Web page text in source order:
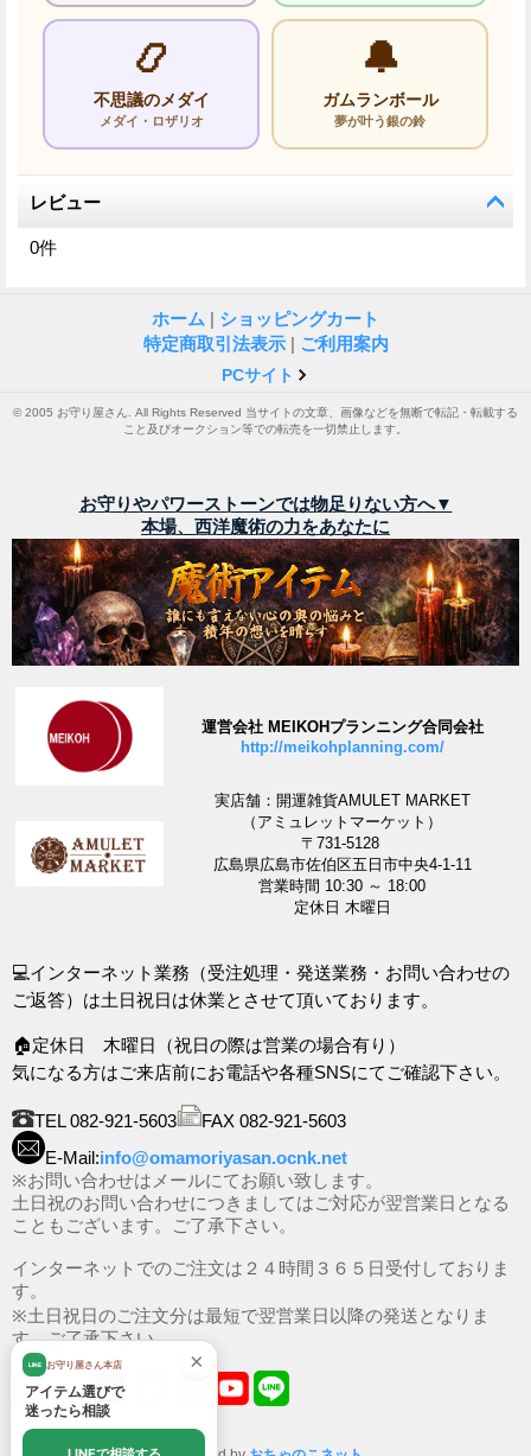
📿
不思議のメダイ
メダイ・ロザリオ
🔔
ガムランボール
夢が叶う銀の鈴
レビュー
0件
ホーム | ショッピングカート
特定商取引法表示 | ご利用案内
PCサイト
© 2005 お守り屋さん. All Rights Reserved 当サイトの文章、画像などを無断で転記・転載する
こと及びオークション等での転売を一切禁止します。
お守りやパワーストーンでは物足りない方へ▼
本場、西洋魔術の力をあなたに
運営会社 MEIKOHプランニング合同会社
http://meikohplanning.com/
実店舗：開運雑貨AMULET MARKET
（アミュレットマーケット）
〒731-5128
広島県広島市佐伯区五日市中央4-1-11
営業時間 10:30 ～ 18:00
定休日 木曜日
💻インターネット業務（受注処理・発送業務・お問い合わせの
ご返答）は土日祝日は休業とさせて頂いております。
🏠定休日 木曜日（祝日の際は営業の場合有り）
気になる方はご来店前にお電話や各種SNSにてご確認下さい。
TEL 082-921-5603
FAX 082-921-5603
E-Mail:info@omamoriyasan.ocnk.net
※お問い合わせはメールにてお願い致します。
土日祝のお問い合わせにつきましてはご対応が翌営業日となる
こともございます。ご了承下さい。
インターネットでのご注文は２４時間３６５日受付しておりま
す。
※土日祝日のご注文分は最短で翌営業日以降の発送となりま
す。ご了承下さい。
×
LINE お守り屋さん本店
アイテム選びで
迷ったら相談